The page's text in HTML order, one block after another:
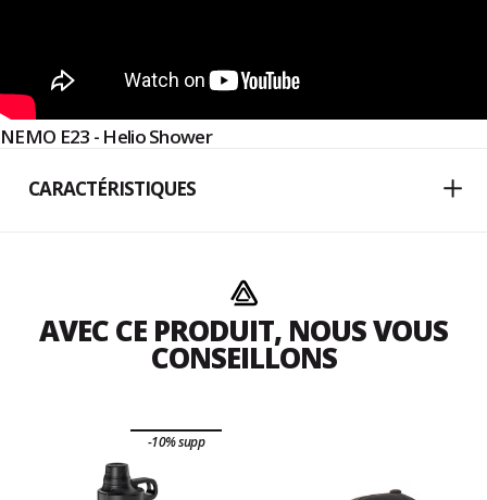
NEMO E23 - Helio Shower
CARACTÉRISTIQUES
AVEC CE PRODUIT, NOUS VOUS
CONSEILLONS
-10% supp